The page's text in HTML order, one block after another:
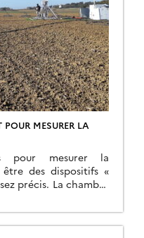
MESURER LA
pour mesurer la
des dispositifs «
précis. La chambre
peu coûteuse et
disponibles dans le
très accessible.